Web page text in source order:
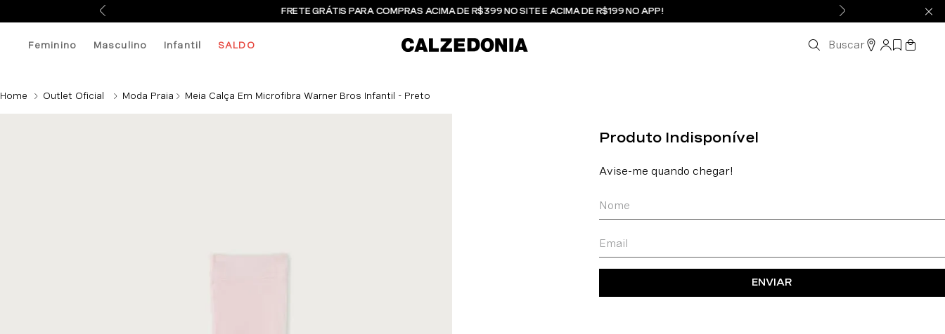
FRETE GRÁTIS PARA COMPRAS ACIMA DE R$399 NO SITE E ACIMA DE R$199 NO APP!
Feminino Masculino Infantil SALDO Buscar
Outlet Oficial Moda Praia Meia Calça Em Microfibra Warner Bros Infantil - Preto
ENVIAR